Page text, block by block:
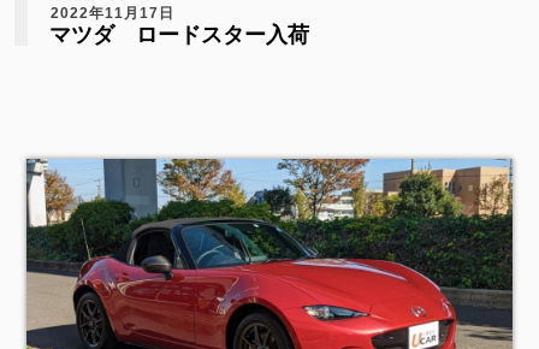
2022年11月17日
マツダ ロードスター入荷